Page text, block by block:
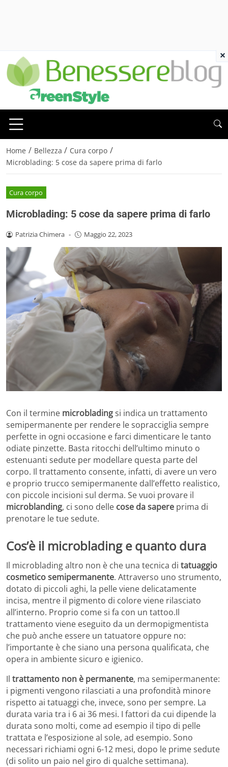
Home / Bellezza / Cura corpo /
Microblading: 5 cose da sapere prima di farlo
Cura corpo
Microblading: 5 cose da sapere prima di farlo
Patrizia Chimera - Maggio 22, 2023
Con il termine microbladingsi indica un trattamento
semipermanente per rendere le sopracciglia sempre
perfette in ogni occasione e farci dimenticare le tanto
odiate pinzette. Basta ritocchi dell’ultimo minuto o
estenuanti sedute per modellare questa parte del
corpo. Il trattamento consente, infatti, di avere un vero
e proprio trucco semipermanente dall’effetto realistico,
con piccole incisioni sul derma. Se vuoi provare il
microblanding, ci sono delle cose da sapere prima di
prenotare le tue sedute.
Cos’è il microblading e quanto dura
Il microblading altro non è che una tecnica di tatuaggio
cosmetico semipermanente. Attraverso uno strumento,
dotato di piccoli aghi, la pelle viene delicatamente
incisa, mentre il pigmento di colore viene rilasciato
all’interno. Proprio come si fa con un tattoo.Il
trattamento viene eseguito da un dermopigmentista
che può anche essere un tatuatore oppure no:
l’importante è che siano una persona qualificata, che
opera in ambiente sicuro e igienico.
Il trattamento non è permanente, ma semipermanente:
i pigmenti vengono rilasciati a una profondità minore
rispetto ai tatuaggi che, invece, sono per sempre. La
durata varia tra i 6 ai 36 mesi. I fattori da cui dipende la
durata sono molti, come ad esempio il tipo di pelle
trattata e l’esposizione al sole, ad esempio. Sono
necessari richiami ogni 6-12 mesi, dopo le prime sedute
(di solito un paio nel giro di qualche settimana).
×